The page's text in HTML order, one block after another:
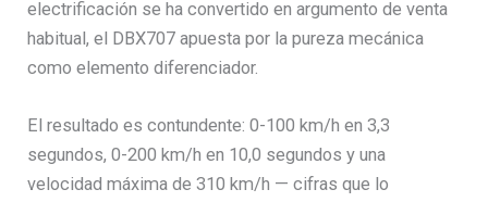
electrificación se ha convertido en argumento de venta
habitual, el DBX707 apuesta por la pureza mecánica
como elemento diferenciador.
El resultado es contundente: 0-100 km/h en 3,3
segundos, 0-200 km/h en 10,0 segundos y una
velocidad máxima de 310 km/h — cifras que lo